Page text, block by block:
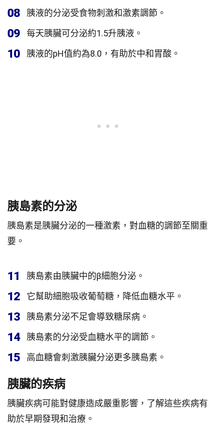
08 胰液的分泌受食物刺激和激素調節。
09 每天胰臟可分泌約1.5升胰液。
10 胰液的pH值約為8.0，有助於中和胃酸。
胰島素的分泌
胰島素是胰臟分泌的一種激素，對血糖的調節至關重
要。
11 胰島素由胰臟中的β細胞分泌。
12 它幫助細胞吸收葡萄糖，降低血糖水平。
13 胰島素分泌不足會導致糖尿病。
14 胰島素的分泌受血糖水平的調節。
15 高血糖會刺激胰臟分泌更多胰島素。
胰臟的疾病
胰臟疾病可能對健康造成嚴重影響，了解這些疾病有
助於早期發現和治療。